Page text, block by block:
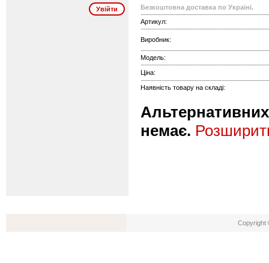
Безкоштовна доставка по Україні.
Артикул:
Виробник:
Модель:
Ціна:
Наявність товару на складі:
Альтернативних
немає.
Copyright